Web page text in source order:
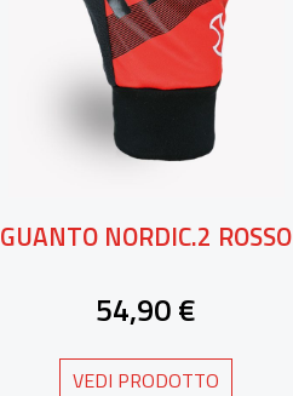
GUANTO NORDIC.2 ROSSO
54,90 €
VEDI PRODOTTO